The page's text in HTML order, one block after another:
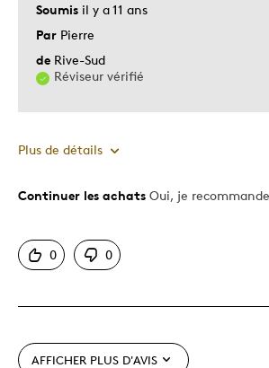
Décrivez-vous Chasseur d'aubaines
Soumis il y a 11 ans
Par Pierre
de Rive-Sud
Réviseur vérifié
Plus de détails
Le pour
Motif attrayant
Très bonne qualité
Continuer les achats Oui, je
0 0
AFFICHER PLUS D'AVIS